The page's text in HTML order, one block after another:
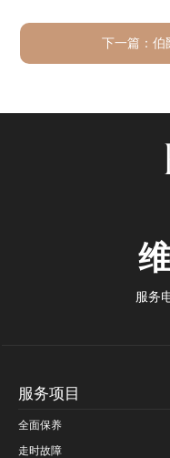
下一篇： 伯
服务
服务项目
全面保养
走时故障